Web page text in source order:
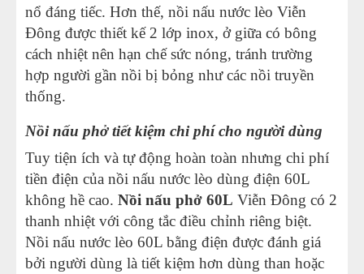
nổ đáng tiếc. Hơn thế, nồi nấu nước lèo Viễn
Đông được thiết kế 2 lớp inox, ở giữa có bông
cách nhiệt nên hạn chế sức nóng, tránh trường
hợp người gần nồi bị bỏng như các nồi truyền
thống.
Nồi nấu phở tiết kiệm chi phí cho người dùng
Tuy tiện ích và tự động hoàn toàn nhưng chi phí
tiền điện của nồi nấu nước lèo dùng điện 60L
không hề cao. Nồi nấu phở 60L Viễn Đông có 2
thanh nhiệt với công tắc điều chỉnh riêng biệt.
Nồi nấu nước lèo 60L bằng điện được đánh giá
bởi người dùng là tiết kiệm hơn dùng than hoặc